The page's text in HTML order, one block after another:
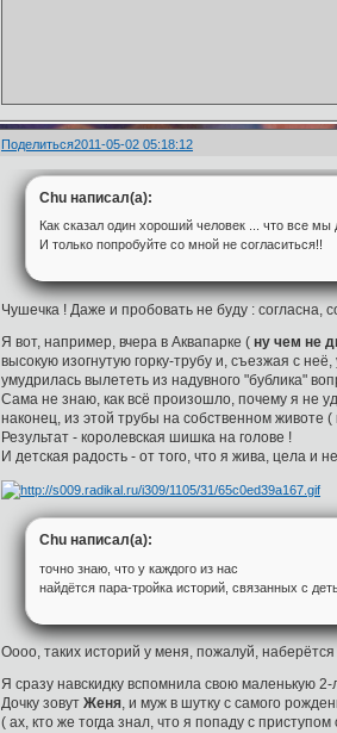
Поделиться2011-05-02 05:18:12
Chu написал(а):
Как сказал один хороший человек ... что все мы
И только попробуйте со мной не согласиться!!
Чушечка ! Даже и пробовать не буду : согласна,
Я вот, например, вчера в Аквапарке ( ну чем не
высокую изогнутую горку-трубу и, съезжая с
умудрилась вылететь из надувного "бублика"
Сама не знаю, как всё произошло, почему я не
наконец, из этой трубы на собственном животе (
Результат - королевская шишка на голове !
И детская радость - от того, что я жива, цела и
Chu написал(а):
точно знаю, что у каждого из нас
найдётся пара-тройка историй, связанных с
Оооо, таких историй у меня, пожалуй,
Я сразу навскидку вспомнила свою маленькую
Дочку зовутЖеня, и муж в шутку с самого
( ах, кто же тогда знал, что я попаду с